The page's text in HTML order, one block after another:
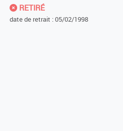
RETIRÉ
date de retrait : 05/02/1998